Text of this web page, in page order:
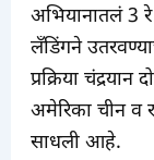
अभियानातलं 3
लँडिंगने
प्रक्रिया
अमेरिका चीन व
साधली आहे.